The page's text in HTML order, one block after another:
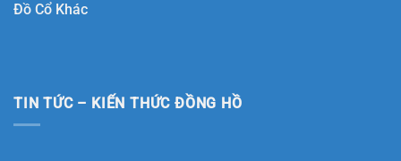
Đồ Cổ Khác
TIN TỨC – KIẾN THỨC ĐỒNG HỒ